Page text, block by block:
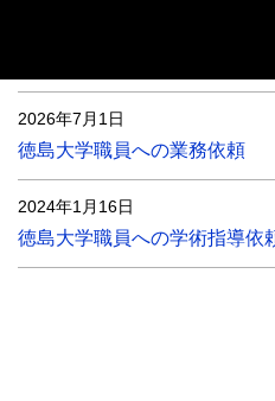
2026年7月1日
徳島大学職員への業務依頼
2024年1月16日
徳島大学職員への学術指導依